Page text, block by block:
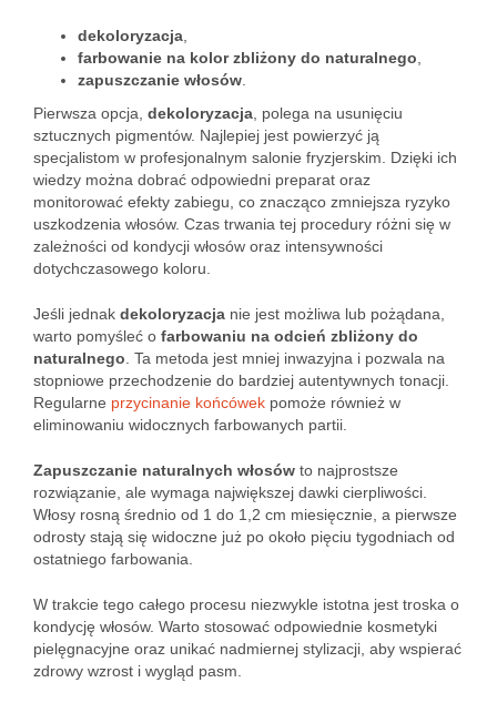
dekoloryzacja
farbowanie na kolor zbliżony do naturalnego
zapuszczanie włosów
Pierwsza opcja, dekoloryzacja , polega na usunięciu
sztucznych pigmentów. Najlepiej jest powierzyć ją
specjalistom w profesjonalnym salonie fryzjerskim. Dzięki ich
wiedzy można dobrać odpowiedni preparat oraz
monitorować efekty zabiegu, co znacząco zmniejsza ryzyko
uszkodzenia włosów. Czas trwania tej procedury różni się w
zależności od kondycji włosów oraz intensywności
dotychczasowego koloru.
Jeśli jednak dekoloryzacja nie jest możliwa lub pożądana,
warto pomyśleć o farbowaniu na odcień zbliżony do
naturalnego . Ta metoda jest mniej inwazyjna i pozwala na
stopniowe przechodzenie do bardziej autentywnych tonacji.
Regularne przycinanie końcówek pomoże również w
eliminowaniu widocznych farbowanych partii.
Zapuszczanie naturalnych włosów to najprostsze
rozwiązanie, ale wymaga największej dawki cierpliwości.
Włosy rosną średnio od 1 do 1,2 cm miesięcznie, a pierwsze
odrosty stają się widoczne już po około pięciu tygodniach od
ostatniego farbowania.
W trakcie tego całego procesu niezwykle istotna jest troska o
kondycję włosów. Warto stosować odpowiednie kosmetyki
pielęgnacyjne oraz unikać nadmiernej stylizacji, aby wspierać
zdrowy wzrost i wygląd pasm.